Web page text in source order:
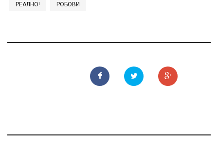
РЕАЛНО! РОБОВИ